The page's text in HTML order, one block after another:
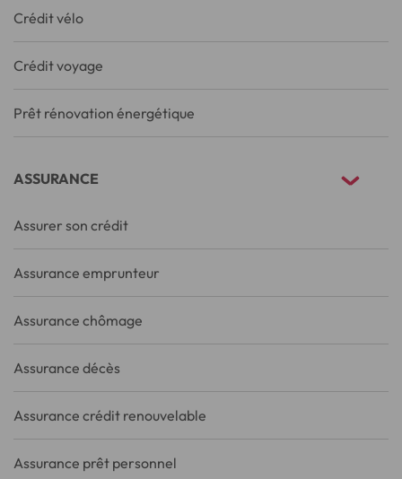
Crédit vélo
Crédit voyage
Prêt rénovation énergétique
ASSURANCE
Assurer son crédit
Assurance emprunteur
Assurance chômage
Assurance décès
Assurance crédit renouvelable
Assurance prêt personnel